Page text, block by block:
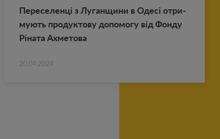
Пе­ре­се­ленці з Лу­ган­щи­ни в Одесі от­ри­
му­ють про­дук­то­ву до­по­мо­гу від Фонду
Ріната Ах­ме­то­ва
20.04.2024